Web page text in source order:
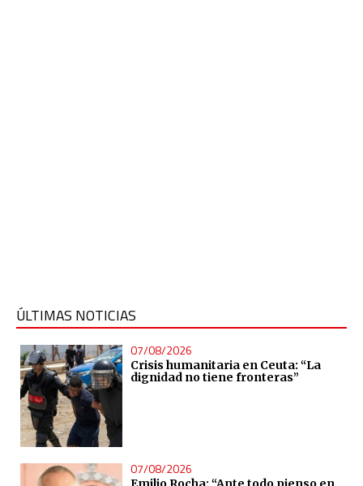
ÚLTIMAS NOTICIAS
07/08/2026
Crisis humanitaria en Ceuta: “La
dignidad no tiene fronteras”
07/08/2026